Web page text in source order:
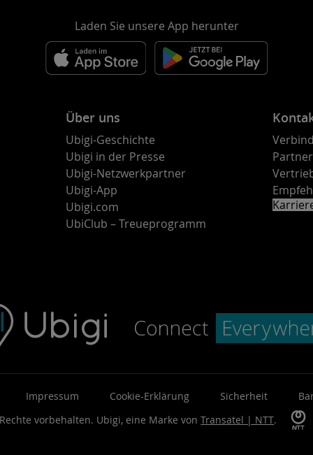
Laden Sie unsere App herunter
Über uns
Ubigi-Geschichte
Ubigi in der Presse
Ubigi-Netzwerkpartner
Ubigi-App
Ubigi.com
UbiClub – Treueprogramm
Impressum Cookie-Erklärung Sicherheit
vorbehalten. Ubigi, eine Marke vonTransatel | NTT.